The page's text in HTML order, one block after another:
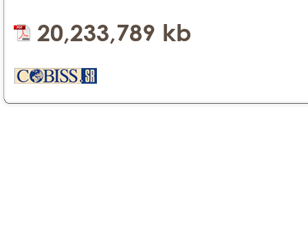
20,233,789 kb